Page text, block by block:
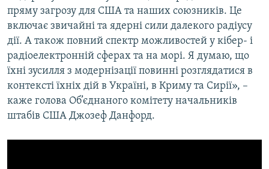
пряму загрозу для США та наших союзників. Це
включає звичайні та ядерні сили далекого радіусу
дії. А також повний спектр можливостей у кібер- і
радіоелектронній сферах та на морі. Я думаю, що
їхні зусилля з модернізації повинні розглядатися в
контексті їхніх дій в Україні, в Криму та Сирії», –
каже голова Об’єднаного комітету начальників
штабів США Джозеф Данфорд.